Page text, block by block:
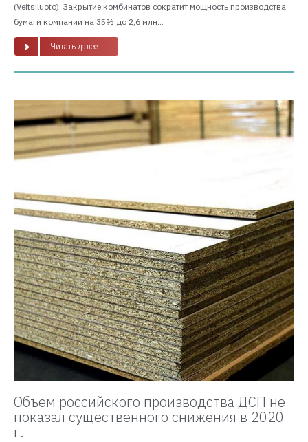
(Veitsiluoto). Закрытие комбинатов сократит мощность производства
бумаги компании на 35% до 2,6 млн...
Читать далее
Объем российского производства ДСП не
показал существенного снижения в 2020
г.